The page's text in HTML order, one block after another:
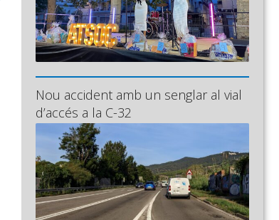
Nou accident amb un senglar al vial
d’accés a la C-32